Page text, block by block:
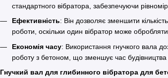
стандартного вібратора, забезпечуючи
Ефективність: Він дозволяє зменшити
роботи, оскільки один вібратор може
Економія часу: Використання гнучкого вала
роботу з бетоном, що зменшує час будівництва
Гнучкий вал для глибинного вібратора для